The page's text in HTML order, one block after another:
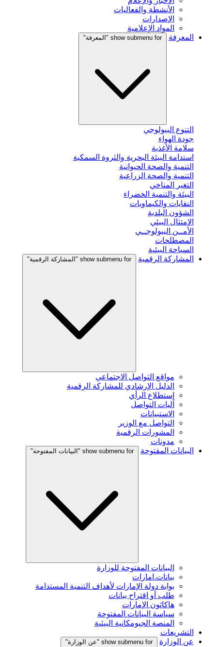
الأنشطة والفعاليات
الإصدارات
المواد الإعلامية
المعرفة
show submenu for "المعرفة"
التنوع البيولوجي
جودة الهواء
سلامة الأغذية
استدامة البيئة البحرية والثروة السمكية
التنمية والصحة الحيوانية
التنمية والصحة الزراعية
التغير المناخي
البيئة والتنمية الخضراء
النفايات والكيماويات
الشؤون البلدية
الامتثال البيئي
الأمــن البيولوجــي
المصطلحات
السياحة البيئية
المشاركة الرقمية
show submenu for "المشاركة الرقمية"
مواقع التواصل الاجتماعي
الدليل الإرشادي للمشاركة الرقمية
إستطلاع الرأي
آليات التواصل
الاستبيانات
التواصل مع الوزير
المشورات الرقمية
مدونات
البيانات المفتوحة
show submenu for "البيانات المفتوحة"
البيانات المفتوحة للوزارة
بيانات.امارات
بوابة دولة الإمارات لأهداف التنمية المستدامة
طلب أو اقتراح بيانات
هاكاثون الإمارات
سياسة البيانات المفتوحة
المنصة الجيومكانية البيئية
التشريعات
عن الوزارة
show submenu for "عن الوزارة"